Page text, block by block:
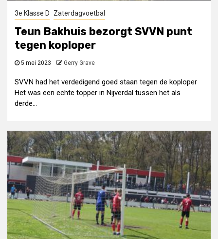
3e Klasse D Zaterdagvoetbal
Teun Bakhuis bezorgt SVVN punt
tegen koploper
5 mei 2023 Gerry Grave
SVVN had het verdedigend goed staan tegen de koploper
Het was een echte topper in Nijverdal tussen het als
derde...